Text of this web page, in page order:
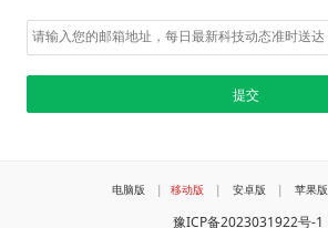
电脑版 | 移动版 | 安卓版 | 苹果版
豫ICP备2023031922号-1